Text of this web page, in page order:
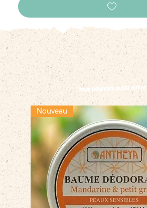
Vous pourriez aussi aimer
Nouveau